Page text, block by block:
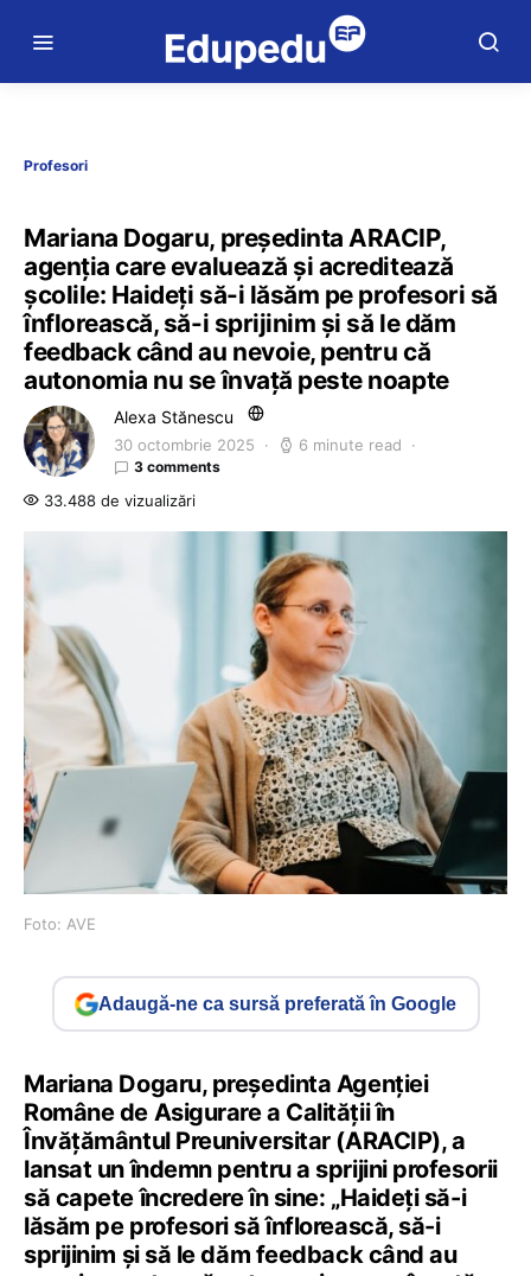
Profesori
Mariana Dogaru, președinta ARACIP,
agenția care evaluează și acreditează
școlile: Haideți să-i lăsăm pe profesori să
înflorească, să-i sprijinim și să le dăm
feedback când au nevoie, pentru că
autonomia nu se învață peste noapte
Alexa Stănescu
30 octombrie 2025 6 minute read
3 comments
33.488 de vizualizări
Foto: AVE
Adaugă-ne ca sursă preferată în Google
Mariana Dogaru, președinta Agenției
Române de Asigurare a Calității în
Învățământul Preuniversitar (ARACIP), a
lansat un îndemn pentru a sprijini profesorii
să capete încredere în sine: „Haideți să-i
lăsăm pe profesori să înflorească, să-i
sprijinim și să le dăm feedback când au